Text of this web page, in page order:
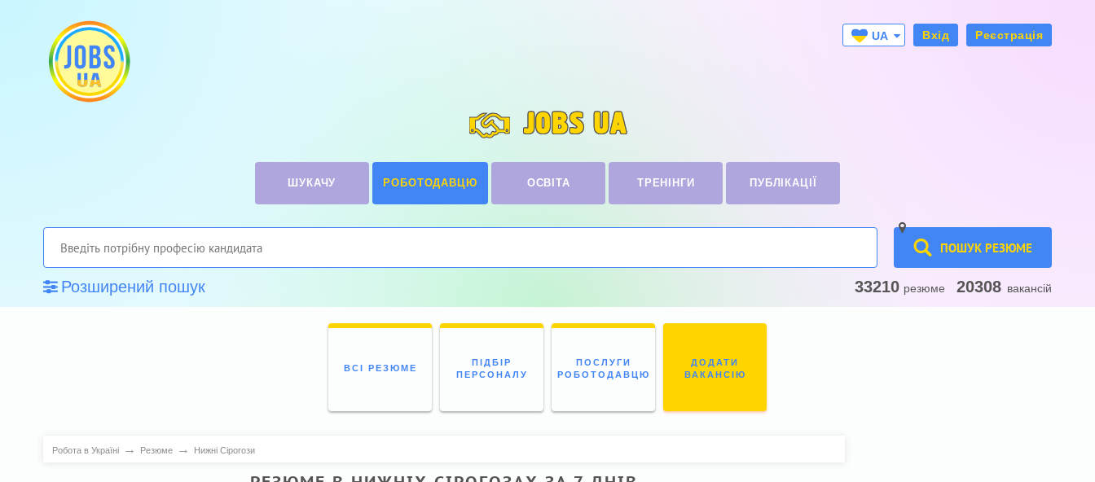
UA
Вхід Реєстрація
JOBS UA
ШУКАЧУ РОБОТОДАВЦЮ ОСВІТА ТРЕНІНГИ ПУБЛІКАЦІЇ
ПОШУК РЕЗЮМЕ
Розширений пошук 33210 резюме 20308 вакансій
ВСІ РЕЗЮМЕ
ПІДБІР
ПЕРСОНАЛУ
ПОСЛУГИ
РОБОТОДАВЦЮ
ДОДАТИ
ВАКАНСІЮ
Робота в Україні → Резюме → Нижні Сірогози